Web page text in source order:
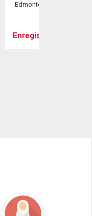
Edmonton, AB
Enregistrer